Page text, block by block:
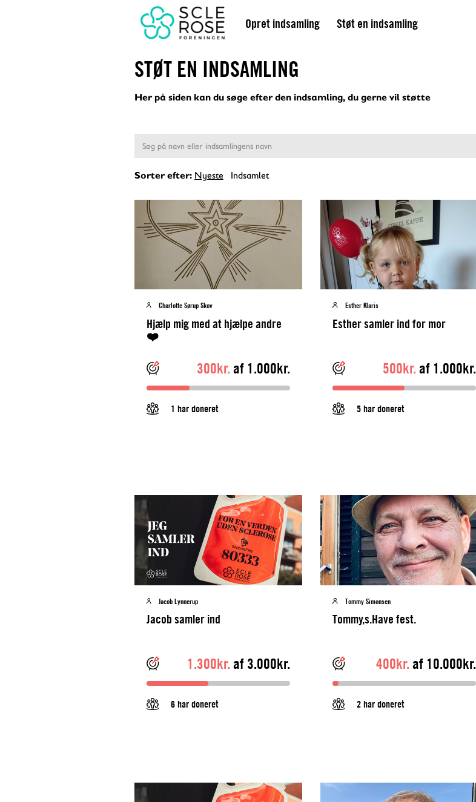
Opret indsamling Støt en indsamling
STØT EN INDSAMLING
Her på siden kan du søge efter den indsamling, du gerne vil støtte
Sorter efter: Nyeste Indsamlet
Charlotte Sørup Skov
Hjælp mig med at hjælpe andre
❤️
300kr.af 1.000kr.
1 har doneret
Esther Klaris
Esther samler ind for mor
500kr.af 1.000kr.
5 har doneret
Jacob Lynnerup
Jacob samler ind
1.300kr.af 3.000kr.
6 har doneret
Tommy Simonsen
Tommy,s.Have fest.
400kr.af 10.000kr.
2 har doneret